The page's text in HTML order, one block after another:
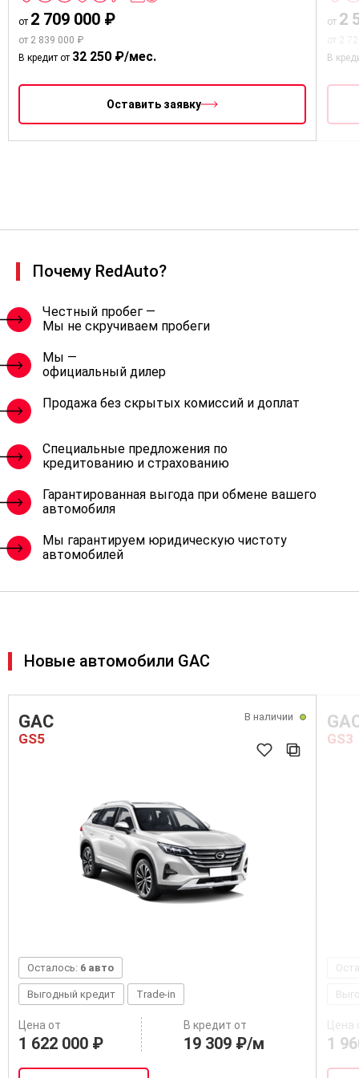
от 2 709 000 ₽
от 2 839 000 ₽
В кредит от 32 250 ₽/мес.
Оставить заявку
от 2
В
Почему RedAuto?
Честный пробег —
Мы не скручиваем пробеги
Мы —
официальный дилер
Продажа без скрытых комиссий и доплат
Специальные предложения по
кредитованию и страхованию
Гарантированная выгода при обмене вашего
автомобиля
Мы гарантируем юридическую чистоту
автомобилей
Новые автомобили GAC
В наличии
GAC
GS5
Осталось: 6 авто
Выгодный кредит Trade-in
Цена от
1 622 000 ₽
В кредит от
19 309 ₽/м
GS3
Цена
1